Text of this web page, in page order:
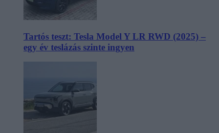
Tartós teszt: Tesla Model Y LR RWD (2025) –
egy év teslázás szinte ingyen